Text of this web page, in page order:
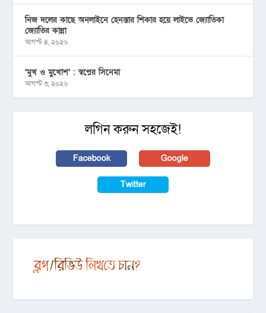
নিজ দলের কাছে অনলাইনে হেনস্তার শিকার হয়ে লাইভে জ্যোতিকা
জ্যোতির কান্না
আগস্ট ৪, ২০২৬
‘মুখ ও মু্খোশ’ : স্বপ্নের সিনেমা
আগস্ট ৩, ২০২৬
লগিন করুন সহজেই!
Facebook Google
Twitter